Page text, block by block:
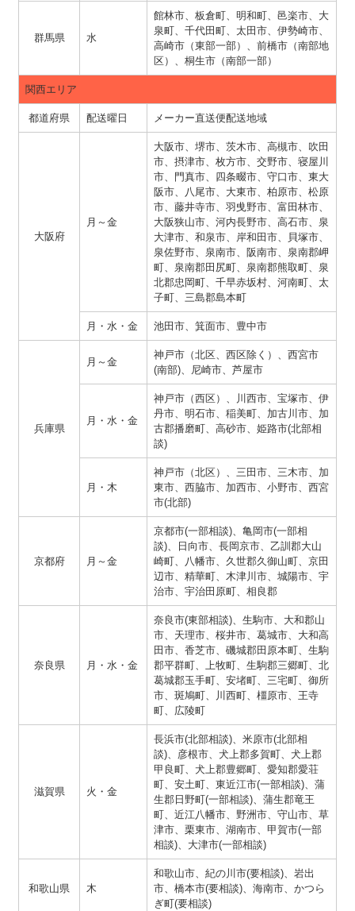
群馬県 水
館林市、板倉町、明和町、邑楽市、大
泉町、千代田町、太田市、伊勢崎市、
高崎市（東部一部）、前橋市（南部地
区）、桐生市（南部一部）
関西エリア
都道府県 配送曜日 メーカー直送便配送地域
大阪府
月～金
大阪市、堺市、茨木市、高槻市、吹田
市、摂津市、枚方市、交野市、寝屋川
市、門真市、四条畷市、守口市、東大
阪市、八尾市、大東市、柏原市、松原
市、藤井寺市、羽曵野市、富田林市、
大阪狭山市、河内長野市、高石市、泉
大津市、和泉市、岸和田市、貝塚市、
泉佐野市、泉南市、阪南市、泉南郡岬
町、泉南郡田尻町、泉南郡熊取町、泉
北郡忠岡町、千早赤坂村、河南町、太
子町、三島郡島本町
月・水・金 池田市、箕面市、豊中市
兵庫県
月～金
神戸市（北区、西区除く）、西宮市
(南部)、尼崎市、芦屋市
月・水・金
神戸市（西区）、川西市、宝塚市、伊
丹市、明石市、稲美町、加古川市、加
古郡播磨町、高砂市、姫路市(北部相
談)
月・木
神戸市（北区）、三田市、三木市、加
東市、西脇市、加西市、小野市、西宮
市(北部)
京都府 月～金
京都市(一部相談)、亀岡市(一部相
談)、日向市、長岡京市、乙訓郡大山
崎町、八幡市、久世郡久御山町、京田
辺市、精華町、木津川市、城陽市、宇
治市、宇治田原町、相良郡
奈良県 月・水・金
奈良市(東部相談)、生駒市、大和郡山
市、天理市、桜井市、葛城市、大和高
田市、香芝市、磯城郡田原本町、生駒
郡平群町、上牧町、生駒郡三郷町、北
葛城郡玉手町、安堵町、三宅町、御所
市、斑鳩町、川西町、橿原市、王寺
町、広陵町
滋賀県 火・金
長浜市(北部相談)、米原市(北部相
談)、彦根市、犬上郡多賀町、犬上郡
甲良町、犬上郡豊郷町、愛知郡愛荘
町、安土町、東近江市(一部相談)、蒲
生郡日野町(一部相談)、蒲生郡竜王
町、近江八幡市、野洲市、守山市、草
津市、栗東市、湖南市、甲賀市(一部
相談)、大津市(一部相談)
和歌山県 木
和歌山市、紀の川市(要相談)、岩出
市、橋本市(要相談)、海南市、かつら
ぎ町(要相談)